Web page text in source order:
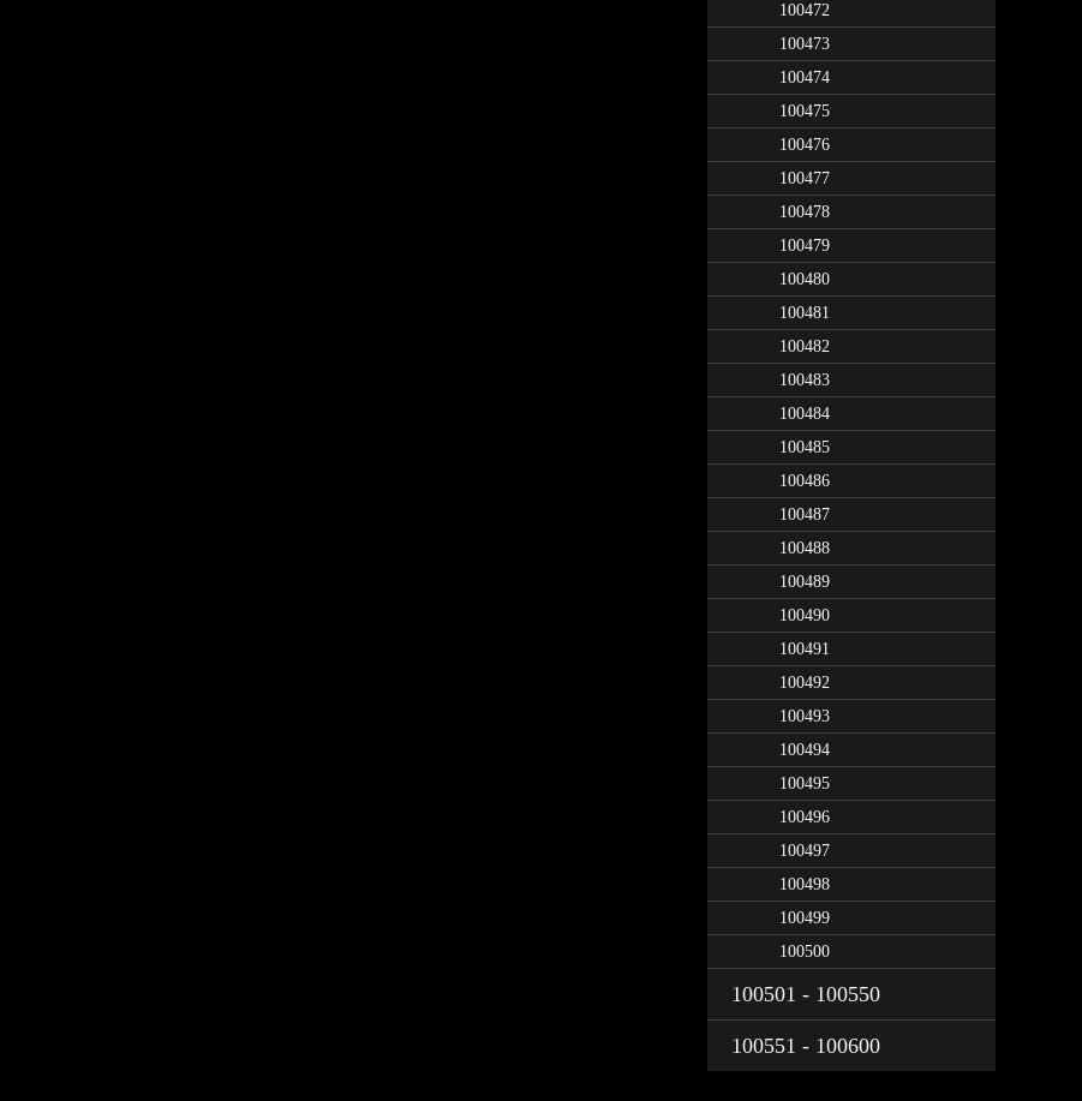
100472
100473
100474
100475
100476
100477
100478
100479
100480
100481
100482
100483
100484
100485
100486
100487
100488
100489
100490
100491
100492
100493
100494
100495
100496
100497
100498
100499
100500
100501 - 100550
100551 - 100600